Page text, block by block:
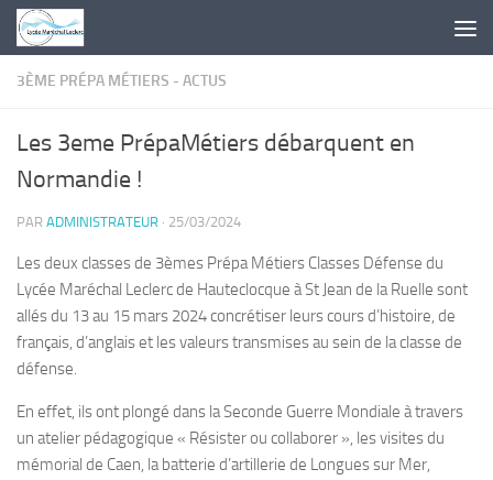
Skip to content
3ÈME PRÉPA MÉTIERS - ACTUS
Les 3eme PrépaMétiers débarquent en
Normandie !
PAR ADMINISTRATEUR · 25/03/2024
Les deux classes de 3èmes Prépa Métiers Classes Défense du
Lycée Maréchal Leclerc de Hauteclocque à St Jean de la Ruelle sont
allés du 13 au 15 mars 2024 concrétiser leurs cours d’histoire, de
français, d’anglais et les valeurs transmises au sein de la classe de
défense.
En effet, ils ont plongé dans la Seconde Guerre Mondiale à travers
un atelier pédagogique « Résister ou collaborer », les visites du
mémorial de Caen, la batterie d’artillerie de Longues sur Mer,